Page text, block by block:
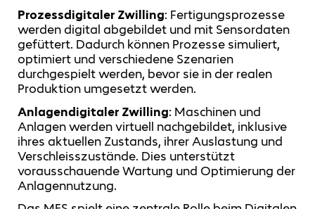
Prozessdigitaler Zwilling: Fertigungsprozesse
werden digital abgebildet und mit Sensordaten
gefüttert. Dadurch können Prozesse simuliert,
optimiert und verschiedene Szenarien
durchgespielt werden, bevor sie in der realen
Produktion umgesetzt werden.
Anlagendigitaler Zwilling: Maschinen und
Anlagen werden virtuell nachgebildet, inklusive
ihres aktuellen Zustands, ihrer Auslastung und
Verschleisszustände. Dies unterstützt
vorausschauende Wartung und Optimierung der
Anlagennutzung.